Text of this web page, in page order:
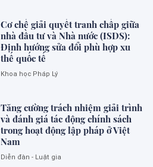
Cơ chế giải quyết tranh chấp giữa
nhà đầu tư và Nhà nước (ISDS):
Định hướng sửa đổi phù hợp xu
thế quốc tế
Khoa học Pháp Lý
Tăng cường trách nhiệm giải trình
và đánh giá tác động chính sách
trong hoạt động lập pháp ở Việt
Nam
Diễn đàn - Luật gia